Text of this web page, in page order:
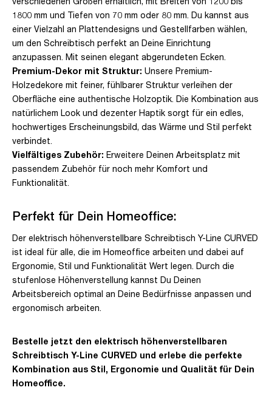
1800 mm und Tiefen von 70 mm oder 80 mm. Du kannst aus
einer Vielzahl an Plattendesigns und Gestellfarben wählen,
um den Schreibtisch perfekt an Deine Einrichtung
anzupassen. Mit seinen elegant abgerundeten Ecken.
Premium-Dekor mit Struktur: Unsere Premium-
Holzedekore mit feiner, fühlbarer Struktur verleihen der
Oberfläche eine authentische Holzoptik. Die Kombination aus
natürlichem Look und dezenter Haptik sorgt für ein edles,
hochwertiges Erscheinungsbild, das Wärme und Stil perfekt
verbindet.
Vielfältiges Zubehör: Erweitere Deinen Arbeitsplatz mit
passendem Zubehör für noch mehr Komfort und
Funktionalität.
Perfekt für Dein Homeoffice:
Der elektrisch höhenverstellbare Schreibtisch Y-Line CURVED
ist ideal für alle, die im Homeoffice arbeiten und dabei auf
Ergonomie, Stil und Funktionalität Wert legen. Durch die
stufenlose Höhenverstellung kannst Du Deinen
Arbeitsbereich optimal an Deine Bedürfnisse anpassen und
ergonomisch arbeiten.
Bestelle jetzt den elektrisch höhenverstellbaren
Schreibtisch Y-Line CURVED und erlebe die perfekte
Kombination aus Stil, Ergonomie und Qualität für Dein
Homeoffice.